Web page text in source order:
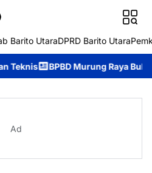
Barito UtaraDPRD Barito Utara
Murung Raya Buka Pusdalops 24
Ad